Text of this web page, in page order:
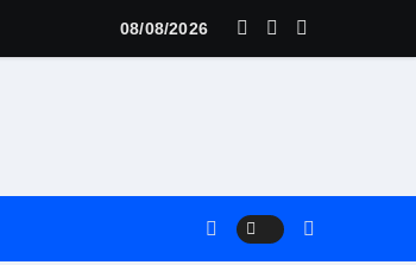
é preso com vasto material
08/08/2026